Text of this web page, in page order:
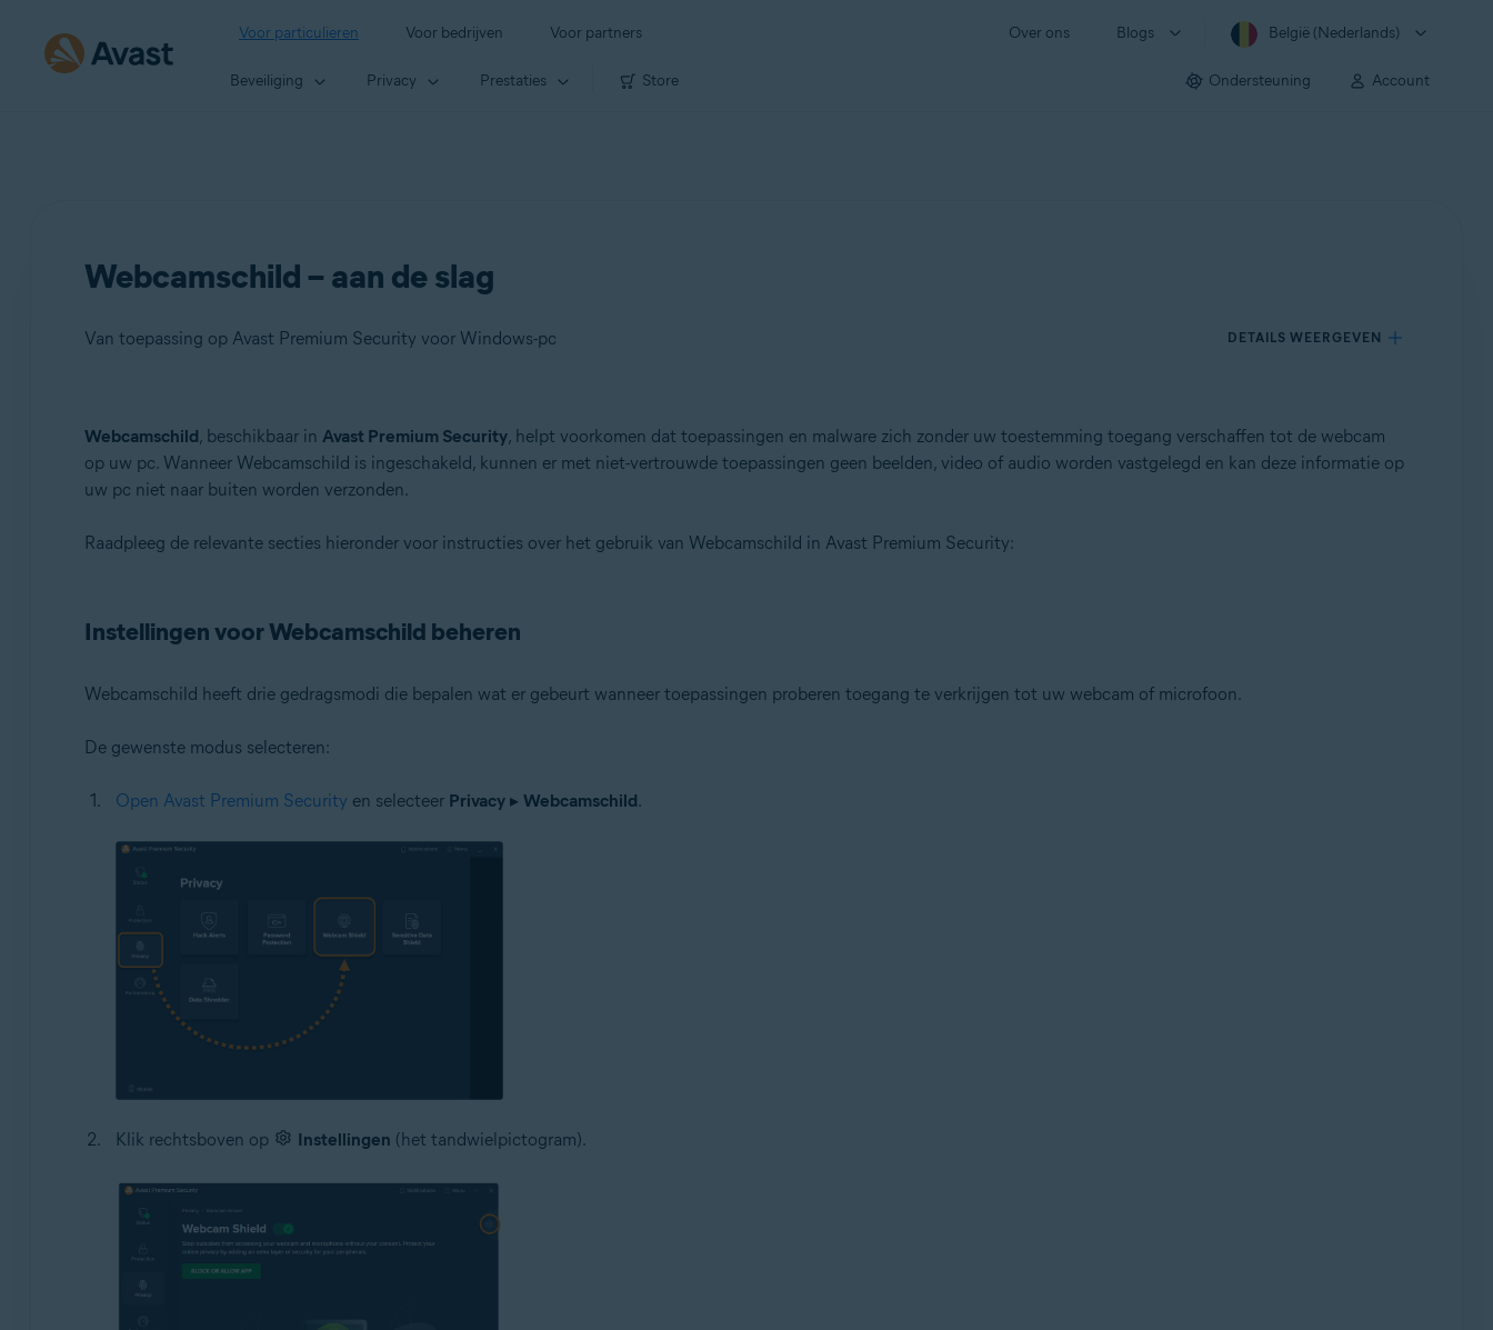
Voor particulieren Voor bedrijven Voor partners Over ons Blogs België (Nederlands)
Beveiliging Privacy Prestaties Store Ondersteuning Account
Webcamschild – aan de slag
Van toepassing op Avast Premium Security voor Windows-pc DETAILS WEERGEVEN
Producten:
Avast Premium Security 23.x voor Windows-pc
Microsoft Windows 11 Home / Pro / Enterprise / Education
Microsoft Windows 8 / Pro / Enterprise – 32-/64-bits
Webcamschild, beschikbaar in Avast Premium Security, helpt voorkomen dat toepassingen en malware zich zonder uw toestemming toegang verschaffen tot de webcam
op uw pc. Wanneer Webcamschild is ingeschakeld, kunnen er met niet-vertrouwde toepassingen geen beelden, video of audio worden vastgelegd en kan deze informatie op
uw pc niet naar buiten worden verzonden.
Raadpleeg de relevante secties hieronder voor instructies over het gebruik van Webcamschild in Avast Premium Security:
Instellingen voor Webcamschild beheren
Webcamschild heeft drie gedragsmodi die bepalen wat er gebeurt wanneer toepassingen proberen toegang te verkrijgen tot uw webcam of microfoon.
De gewenste modus selecteren:
Open Avast Premium Security en selecteer Privacy▸ Webcamschild.
Klik rechtsboven op Instellingen (het tandwielpictogram).